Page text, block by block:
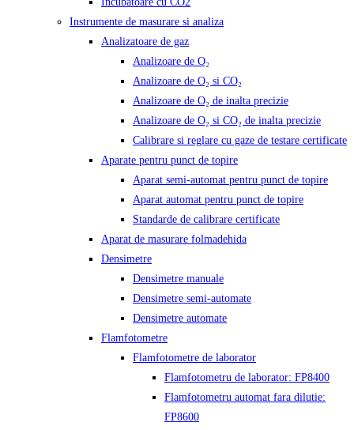
Instrumente de masurare si analiza
Analizatoare de gaz
Analizoare de O₂
Analizoare de O₂ si CO₂
Analizoare de O₂ de inalta precizie
Analizoare de O₂ si CO₂ de inalta precizie
Calibrare si reglare cu gaze de testare certificate
Aparate pentru punct de topire
Aparat semi-automat pentru punct de topire
Aparat automat pentru punct de topire
Standarde de calibrare certificate
Aparat de masurare folmadehida
Densimetre
Densimetre manuale
Densimetre semi-automate
Densimetre automate
Flamfotometre
Flamfotometre de laborator
Flamfotometru de laborator: FP8400
Flamfotometru automat fara dilutie:
FP8600